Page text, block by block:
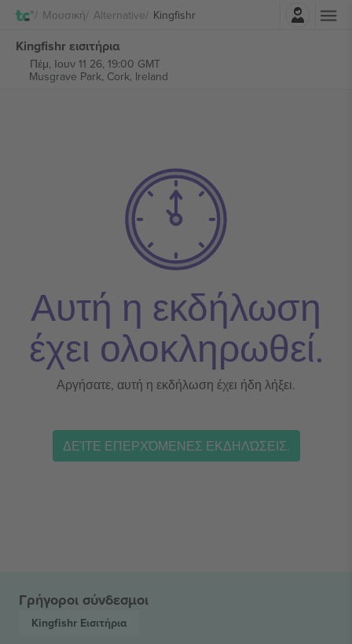
Μουσική Alternative Kingfishr
Kingfishr εισιτήρια
Πέμ, Ιουν 11 26, 19:00 GMT
Musgrave Park, Cork, Ireland
Αυτή η εκδήλωση
έχει ολοκληρωθεί.
Αργήσατε, αυτή η εκδήλωση έχει ήδη λήξει.
ΔΕΊΤΕ ΕΠΕΡΧΌΜΕΝΕΣ ΕΚΔΗΛΏΣΕΙΣ.
Γρήγοροι σύνδεσμοι
Kingfishr Εισιτήρια